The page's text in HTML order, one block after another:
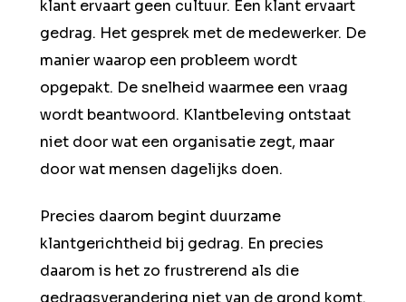
klant ervaart geen cultuur. Een klant ervaart
gedrag. Het gesprek met de medewerker. De
manier waarop een probleem wordt
opgepakt. De snelheid waarmee een vraag
wordt beantwoord. Klantbeleving ontstaat
niet door wat een organisatie zegt, maar
door wat mensen dagelijks doen.
Precies daarom begint duurzame
klantgerichtheid bij gedrag. En precies
daarom is het zo frustrerend als die
gedragsverandering niet van de grond komt.